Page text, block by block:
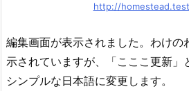
http://
編集画面が表示されました。わけの
示されていますが、「こここ更新」
シンプルな日本語に変更します。